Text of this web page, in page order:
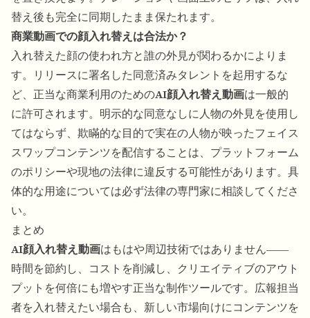
替え後も完全に同期したまま保たれます。
商業動画での顔入れ替えは合法か？
入れ替えた顔の使われ方と誰の外見が関わるかによりま
す。リリースに署名した同意済みタレントを起用するな
ど、正当な商業利用のためのAI顔入れ替え動画は一般的
に許可されます。明示的な同意なしに人物の外見を使用し
てはならず、欺瞞的な目的で実在の人物が映ったフェイス
スワップコンテンツを配信することは、プラットフォーム
のポリシーや現地の法律に違反する可能性があります。具
体的な用途については必ず法律の専門家に相談してくださ
い。
まとめ
AI顔入れ替え動画はもはや周辺技術ではありません――
時間を節約し、コストを削減し、クリエイティブのアウト
プットを何倍にも増やす正当な制作ツールです。広報担当
者を入れ替えたい場合も、新しい市場向けにコンテンツを